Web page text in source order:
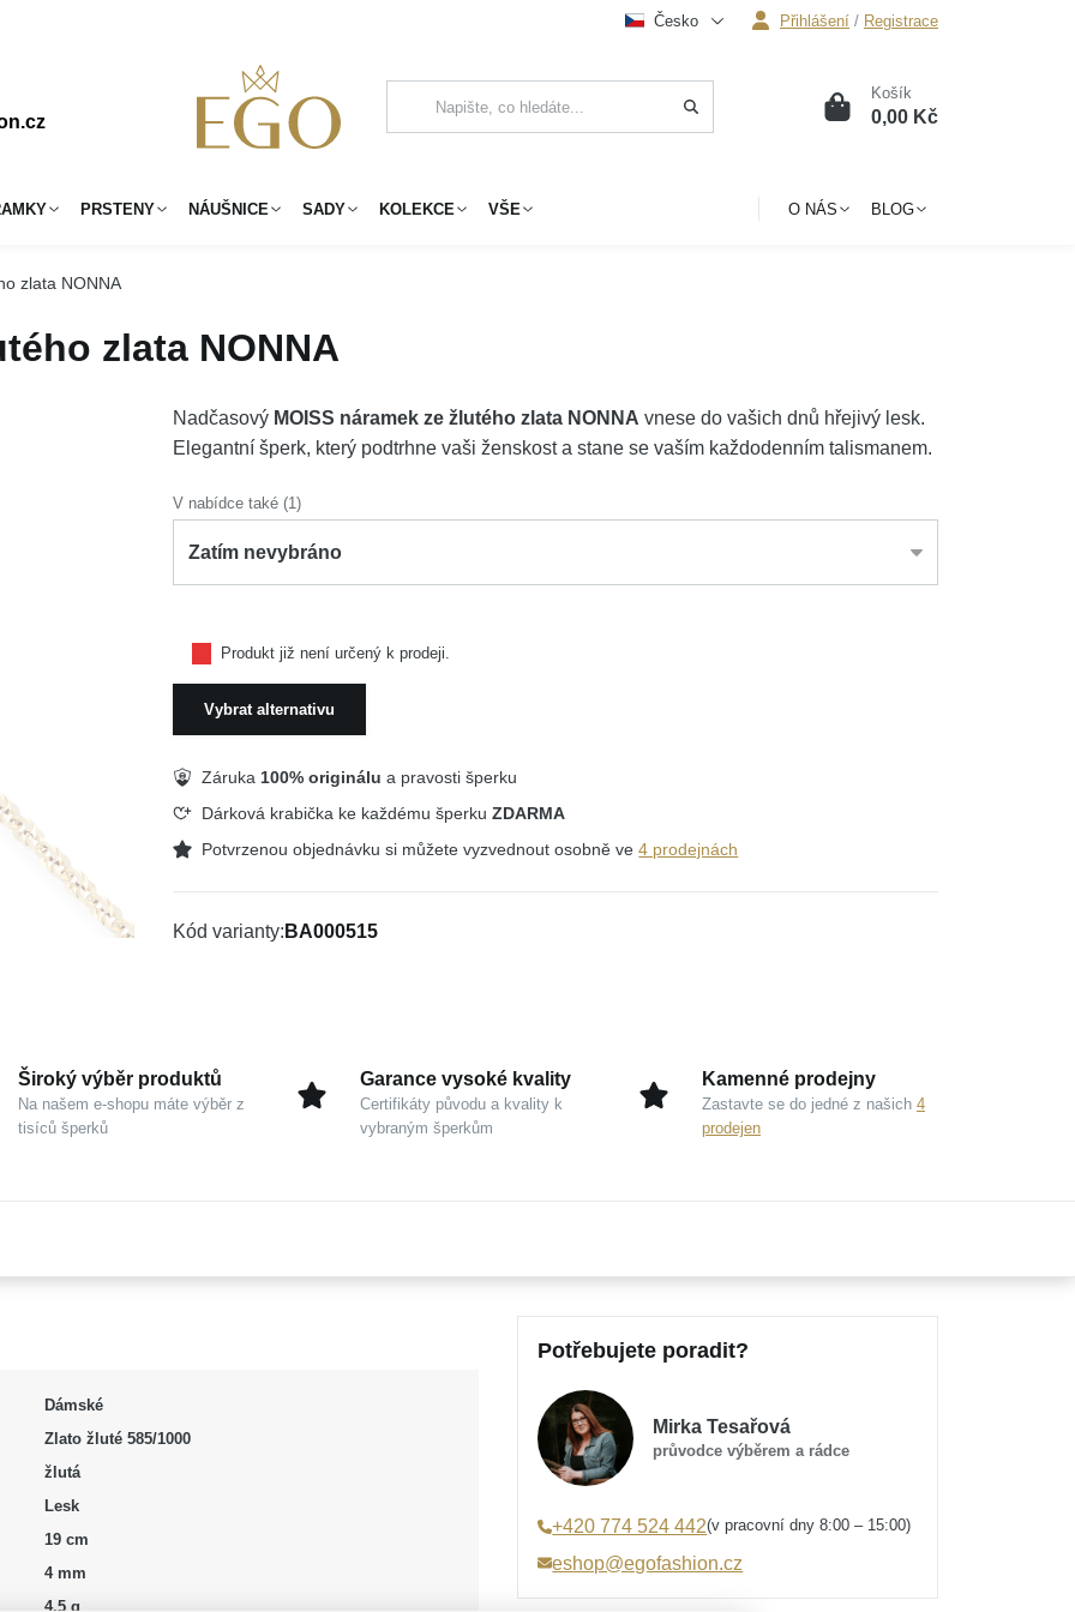
Česko Přihlášení / Registrace
0 Košík
0,00 Kč
PRSTENY NÁUŠNICE SADY KOLEKCE VŠE O NÁS BLOG
zlata NONNA
zlata NONNA
Nadčasový MOISS náramek ze žlutého zlata NONNA vnese do vašich dnů hřejivý lesk.
Elegantní šperk, který podtrhne vaši ženskost a stane se vaším každodenním talismanem.
V nabídce také (1)
Zatím nevybráno
Produkt již není určený k prodeji.
Vybrat alternativu
Záruka 100% originálu a pravosti šperku
Dárková krabička ke každému šperkuZDARMA
Potvrzenou objednávku si můžete vyzvednout osobně ve4 prodejnách
Kód varianty BA000515
Široký výběr produktů
Na našem e-shopu máte výběr z
tisíců šperků
Garance vysoké kvality
Certifikáty původu a kvality k
vybraným šperkům
Kamenné prodejny
Zastavte se do jedné z našich 4
prodejen
Dámské
Zlato žluté 585/1000
žlutá
Lesk
19 cm
4 mm
4,5 g
Potřebujete poradit?
Mirka Tesařová
průvodce výběrem a rádce
+420 774 524 442(v pracovní dny 8:00 – 15:00)
eshop@egofashion.cz